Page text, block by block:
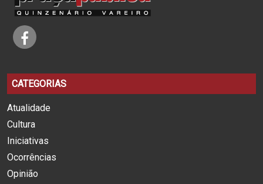
CATEGORIAS
Atualidade
Cultura
Iniciativas
Ocorrências
Opinião